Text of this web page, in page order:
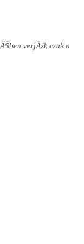
verjĂźk csak a